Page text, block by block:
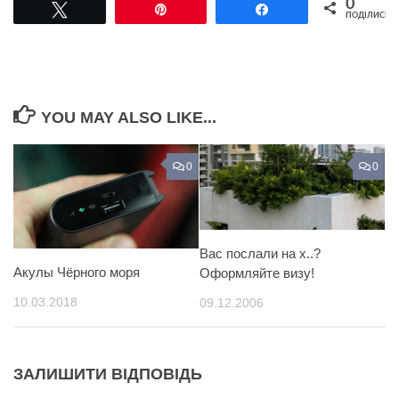
Поділитися0
ПОДІЛИСЬ
YOU MAY ALSO LIKE...
0
Акулы Чёрного моря
10.03.2018
0
Вас послали на х..?
Оформляйте визу!
09.12.2006
ЗАЛИШИТИ ВІДПОВІДЬ